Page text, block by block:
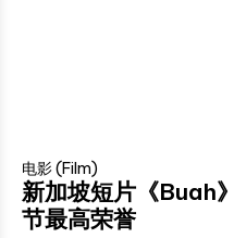
电影 (Film)
新加坡短片《Buah
节最高荣誉